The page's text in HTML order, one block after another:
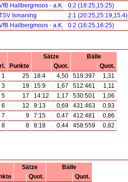
Hallbergmoos - a.K.
0:2 (18:25,15:25)
Ismaning
2:1 (20:25,25:19,15:4)
Hallbergmoos - a.K. 0:2 (16:25,16:25)
Sätze
Bälle
Punkte Quot.
Quot.
1 25 18:4 4,50 519:397
1,31
3 19 15:9 1,67 512:461
1,11
5 17 14:12 1,17 530:501
1,06
6 12 9:13 0,69 431:463
0,93
7 9 7:15 0,47 412:481
0,86
8 8 8:18 0,44 458:559
0,82
Sätze
Bälle
Quot. Quot.